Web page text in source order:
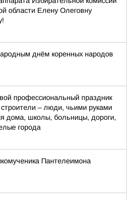
области Елену Олеговну
днём коренных народов
профессиональный праздник
– люди, чьими руками
дома, школы, больницы, дороги,
города
Пантелеимона